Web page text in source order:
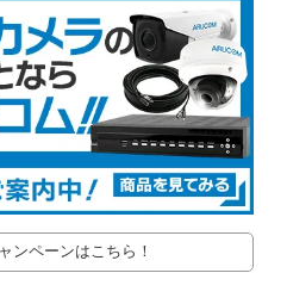
ンペーンはこちら！